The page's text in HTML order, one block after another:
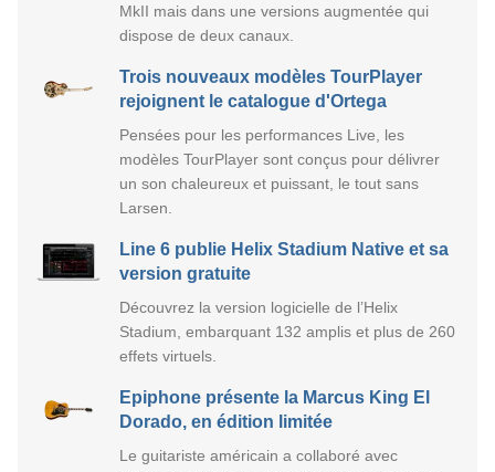
MkII mais dans une versions augmentée qui
dispose de deux canaux.
Trois nouveaux modèles TourPlayer
rejoignent le catalogue d'Ortega
Pensées pour les performances Live, les
modèles TourPlayer sont conçus pour délivrer
un son chaleureux et puissant, le tout sans
Larsen.
Line 6 publie Helix Stadium Native et sa
version gratuite
Découvrez la version logicielle de l’Helix
Stadium, embarquant 132 amplis et plus de 260
effets virtuels.
Epiphone présente la Marcus King El
Dorado, en édition limitée
Le guitariste américain a collaboré avec